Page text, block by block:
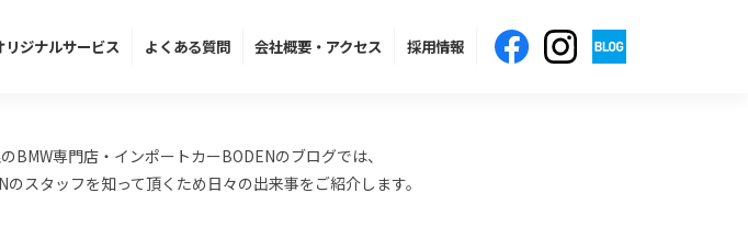
リジナルサービス よくある質問 会社概要 ・アクセス 採用情報
BMW専門店・インポートカーBODENのブログでは、
スタッフを知って頂くため日々の出来事をご紹介します。